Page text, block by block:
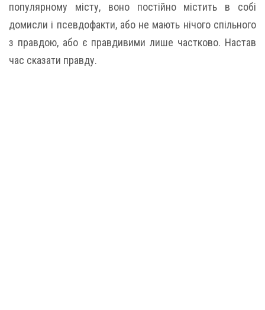
популярному місту, воно постійно містить в собі
домисли і псевдофакти, або не мають нічого спільного
з правдою, або є правдивими лише частково. Настав
час сказати правду.